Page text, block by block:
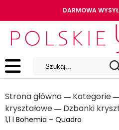
DARMOWA
Strona główna ― Kategorie
kryształowe ― Dzbanki
1,1 l Bohemia – Quadro